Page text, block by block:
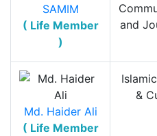
SAMIM
( Life Member
)
and
Md. Haider Ali
( Life Member
&